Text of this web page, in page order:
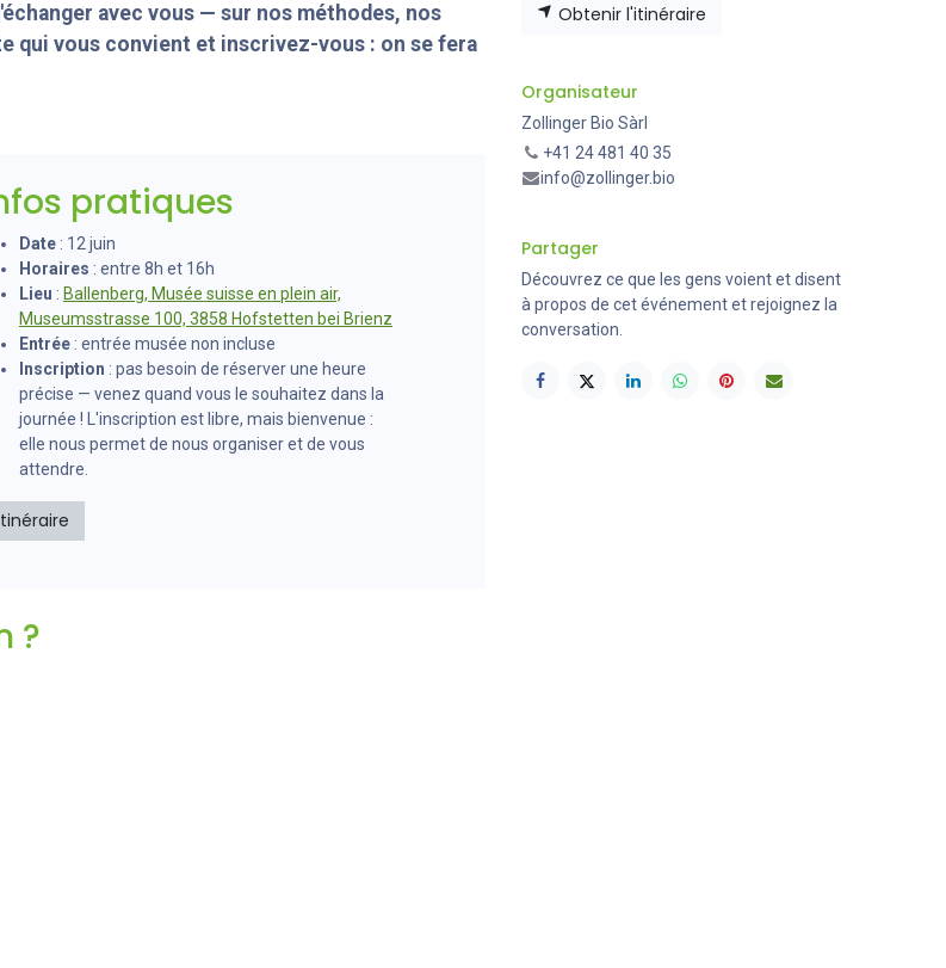
avec vous — sur nos méthodes, nos
qui vous convient et inscrivez-vous : on se fera
pratiques
Date : 12 juin
Horaires : entre 8h et 16h
Lieu : Ballenberg, Musée suisse en plein air,
Museumsstrasse 100, 3858 Hofstetten bei Brienz
Entrée : entrée musée non incluse
Inscription : pas besoin de réserver une heure
précise — venez quand vous le souhaitez dans la
journée ! L'inscription est libre, mais bienvenue :
elle nous permet de nous organiser et de vous
attendre.
?
Obtenir l'itinéraire
Organisateur
Zollinger Bio Sàrl
+41 24 481 40 35
info@zollinger.bio
Partager
Découvrez ce que les gens voient et disent
à propos de cet événement et rejoignez la
conversation.